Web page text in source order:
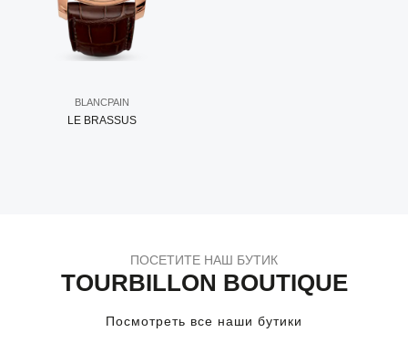
BLANCPAIN
LE BRASSUS
ПОСЕТИТЕ НАШ БУТИК
TOURBILLON BOUTIQUE
Посмотреть все наши бутики